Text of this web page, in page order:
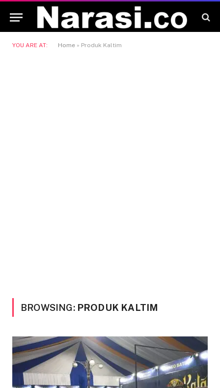
YOU ARE AT: Home » Produk Kaltim
BROWSING: PRODUK KALTIM